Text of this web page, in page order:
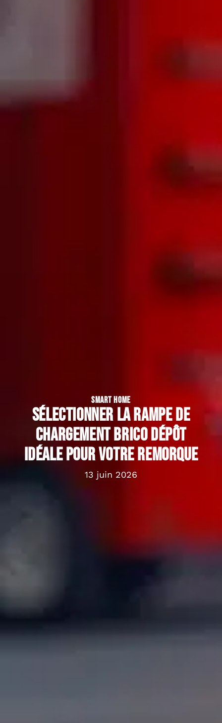
SMART HOME
Sélectionner la rampe de
chargement Brico Dépôt
idéale pour votre remorque
13 juin 2026